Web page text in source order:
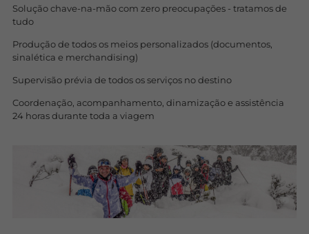
Solução chave-na-mão com zero preocupações - tratamos de
tudo
Produção de todos os meios personalizados (documentos,
sinalética e merchandising)
Supervisão prévia de todos os serviços no destino
Coordenação, acompanhamento, dinamização e assistência
24 horas durante toda a viagem